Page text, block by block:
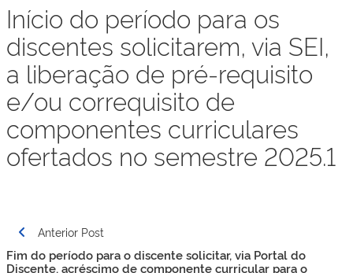
Início do período para os
discentes solicitarem, via SEI,
a liberação de pré-requisito
e/ou correquisito de
componentes curriculares
ofertados no semestre 2025.1
Navegação
de
Anterior Post
Fim do período para o discente solicitar, via Portal do
Discente, acréscimo de componente curricular para o